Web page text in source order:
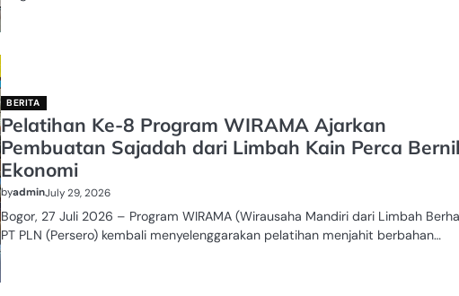
BERITA
Pelatihan Ke-8 Program WIRAMA Ajarkan
Pembuatan Sajadah dari Limbah Kain Perca
Ekonomi
byadminJuly 29, 2026
Bogor, 27 Juli 2026 – Program WIRAMA (Wirausaha Mandiri dari Limbah
PT PLN (Persero) kembali menyelenggarakan pelatihan menjahit berbahan…